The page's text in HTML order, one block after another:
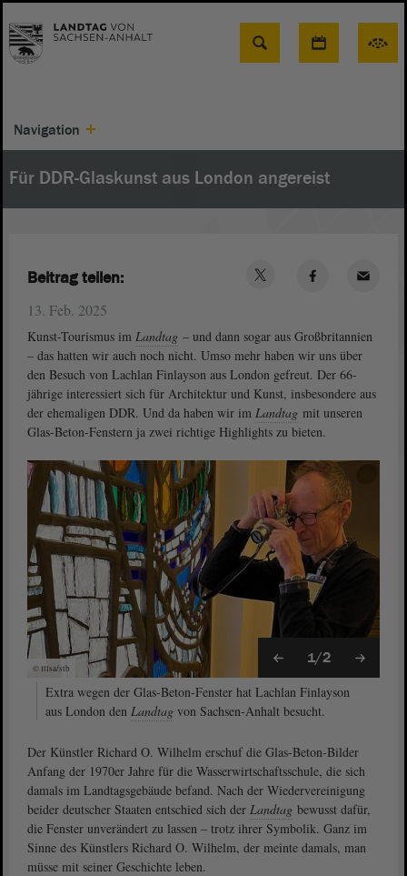
Suche
Navigation
Für DDR-Glaskunst aus London angereist
13. Feb. 2025
Kunst-Tourismus im Landtag – und dann sogar aus Großbritannien
– das hatten wir auch noch nicht. Umso mehr haben wir uns über
den Besuch von Lachlan Finlayson aus London gefreut. Der 66-
jährige interessiert sich für Architektur und Kunst, insbesondere aus
der ehemaligen DDR. Und da haben wir im Landtag mit unseren
Glas-Beton-Fenstern ja zwei richtige Highlights zu bieten.
© ltlsa/stb
1/2
Extra wegen der Glas-Beton-Fenster hat Lachlan Finlayson
aus London den Landtag von Sachsen-Anhalt besucht.
Der Künstler Richard O. Wilhelm erschuf die Glas-Beton-Bilder
Anfang der 1970er Jahre für die Wasserwirtschaftsschule, die sich
damals im Landtagsgebäude befand. Nach der Wiedervereinigung
beider deutscher Staaten entschied sich der Landtag bewusst dafür,
die Fenster unverändert zu lassen – trotz ihrer Symbolik. Ganz im
Sinne des Künstlers Richard O. Wilhelm, der meinte damals, man
müsse mit seiner Geschichte leben.
Beitrag teilen: